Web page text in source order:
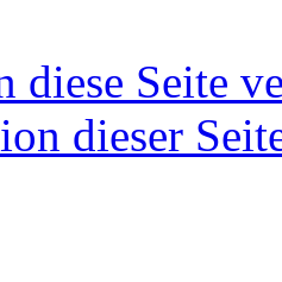
diese Seite
dieser